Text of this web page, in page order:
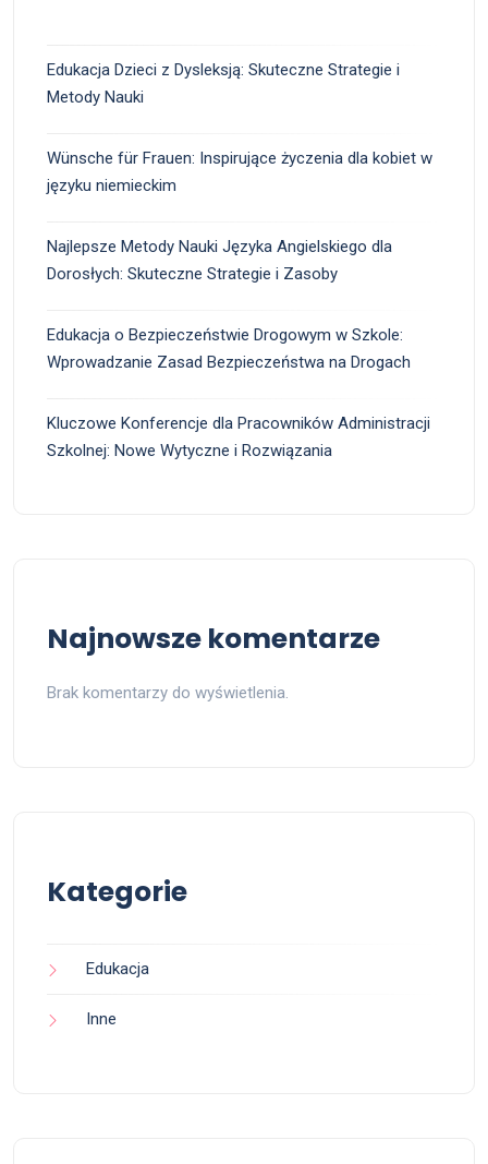
Edukacja Dzieci z Dysleksją: Skuteczne Strategie i
Metody Nauki
Wünsche für Frauen: Inspirujące życzenia dla kobiet w
języku niemieckim
Najlepsze Metody Nauki Języka Angielskiego dla
Dorosłych: Skuteczne Strategie i Zasoby
Edukacja o Bezpieczeństwie Drogowym w Szkole:
Wprowadzanie Zasad Bezpieczeństwa na Drogach
Kluczowe Konferencje dla Pracowników Administracji
Szkolnej: Nowe Wytyczne i Rozwiązania
Najnowsze komentarze
Brak komentarzy do wyświetlenia.
Kategorie
Edukacja
Inne